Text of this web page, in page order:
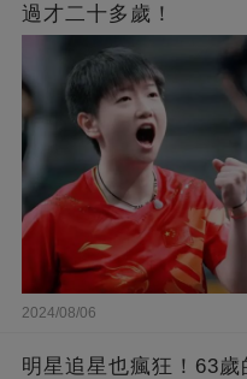
過才二十多歲！
2024/08/06
明星追星也瘋狂！63